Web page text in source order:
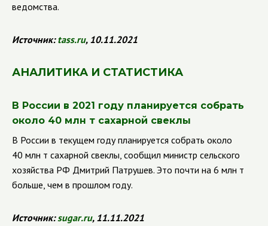
ведомства.
Источник:tass.ru, 10.11.2021
АНАЛИТИКА И СТАТИСТИКА
В России в 2021 году планируется собрать
около 40 млн т сахарной свеклы
В России в текущем году планируется собрать около
40 млн т сахарной свеклы, сообщил министр сельского
хозяйства РФ Дмитрий Патрушев. Это почти на 6 млн т
больше, чем в прошлом году.
Источник:sugar.ru, 11.11.2021